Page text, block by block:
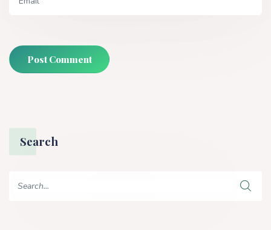
Post Comment
Search